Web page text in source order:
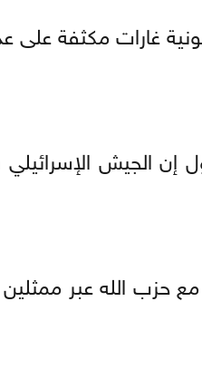
غارات مكثفة على
إن الجيش
مع حزب الله عبر